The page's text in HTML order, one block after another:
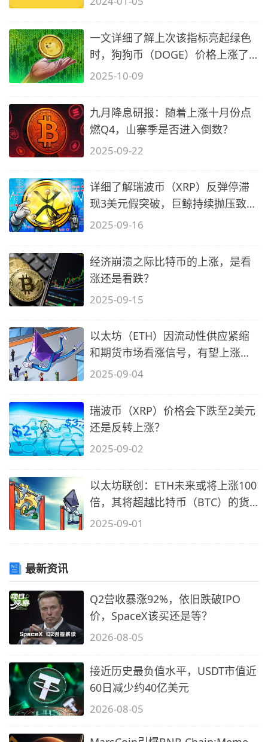
一文详细了解上次该指标亮起绿色
时，狗狗币（DOGE）价格上涨了
445%
2025-10-09
九月降息研报：随着上涨十月份点
燃Q4，山寨季是否进入倒数？
2025-09-22
详细了解瑞波币（XRP）反弹停滞
现3美元假突破，巨鲸持续抛压致上
涨动能
2025-09-16
经济崩溃之际比特币的上涨，是看
涨还是看跌？
2025-09-15
以太坊（ETH）因流动性供应紧缩
和期货市场看涨信号，有望上涨至
5500美
2025-09-04
瑞波币（XRP）价格会下跌至2美元
还是反转上涨？
2025-09-02
以太坊联创：ETH未来或将上涨100
倍，其将超越比特币（BTC）的货
币基础
2025-09-01
最新资讯
Q2营收暴涨92%，依旧跌破IPO
价，SpaceX该买还是等？
2026-08-05
接近历史最负值水平，USDT市值近
60日减少约40亿美元
2026-08-05